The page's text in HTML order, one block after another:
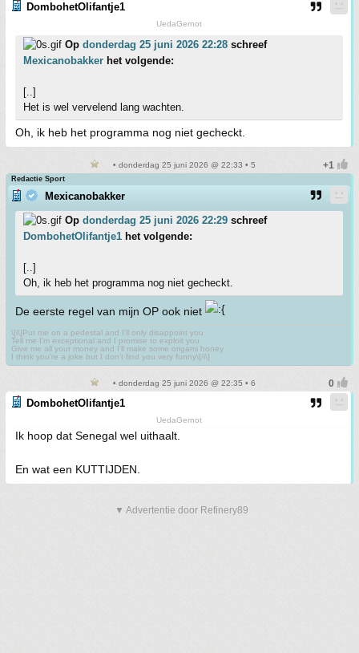
DombohetOlifantje1
UedaGernot
Op donderdag 25 juni 2026 22:28 schreef
Mexicanobakker het volgende:
[..]
Het is wel vervelend lang wachten.
Oh, ik heb het programma nog niet gecheckt.
• donderdag 25 juni 2026 @ 22:33 • 5
Redactie Sport
Mexicanobakker
Op donderdag 25 juni 2026 22:29 schreef
DombohetOlifantje1 het volgende:
[..]
Oh, ik heb het programma nog niet gecheckt.
De eerste regel van mijn OP ook niet
\[i\]Put me on a pedestal and I'll only disappoint you
Tell me I'm exceptional and I promise to exploit you
Give me all your money and I'll make some origami honey
I think you're a joke but I don't find you very funny\[/i\]
• donderdag 25 juni 2026 @ 22:35 • 6
DombohetOlifantje1
UedaGernot
Ik hoop dat Senegal wel uithaalt.
En wat een KUTTIJDEN.
▼ Advertentie door Refinery89